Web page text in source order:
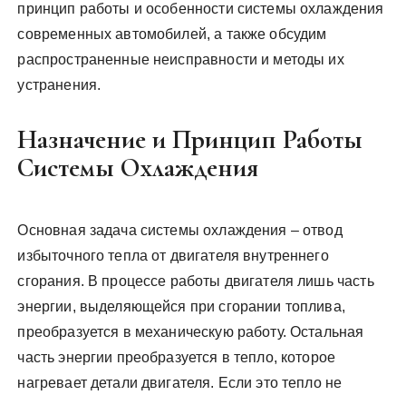
принцип работы и особенности системы охлаждения
современных автомобилей, а также обсудим
распространенные неисправности и методы их
устранения.
Назначение и Принцип Работы
Системы Охлаждения
Основная задача системы охлаждения – отвод
избыточного тепла от двигателя внутреннего
сгорания. В процессе работы двигателя лишь часть
энергии, выделяющейся при сгорании топлива,
преобразуется в механическую работу. Остальная
часть энергии преобразуется в тепло, которое
нагревает детали двигателя. Если это тепло не